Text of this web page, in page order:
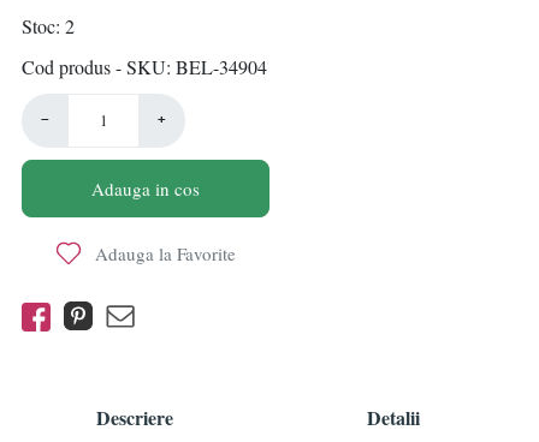
Stoc 2
Cod produs - SKU BEL-34904
− +
Adauga in cos
Adauga la Favorite
Descriere
Detalii